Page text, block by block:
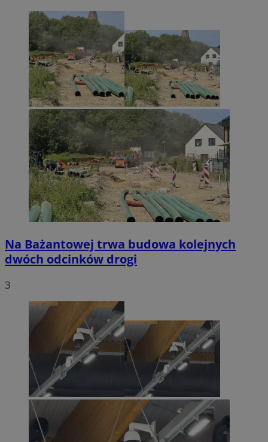
Na Bażantowej trwa budowa kolejnych
dwóch odcinków drogi
3